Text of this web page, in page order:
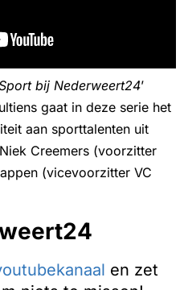
bij Nederweert24’
gaat in deze serie het
aan sporttalenten uit
Creemers (voorzitter
(vicevoorzitter VC
en zet